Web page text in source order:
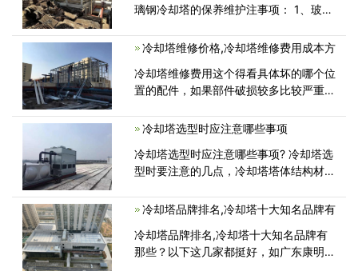
璃钢冷却塔的保养维护注事项： 1、玻璃
冷却塔维修价格,冷却塔维修费用成本方
冷却塔维修费用这个得看具体坏的哪个位
置的配件，如果部件破损较多比较严重
冷却塔选型时应注意哪些事项
冷却塔选型时应注意哪些事项? 冷却塔选
型时要注意的几点，冷却塔塔体结构材料
冷却塔品牌排名,冷却塔十大知名品牌有
冷却塔品牌排名,冷却塔十大知名品牌有
那些？以下这几家都挺好，如广东康明节